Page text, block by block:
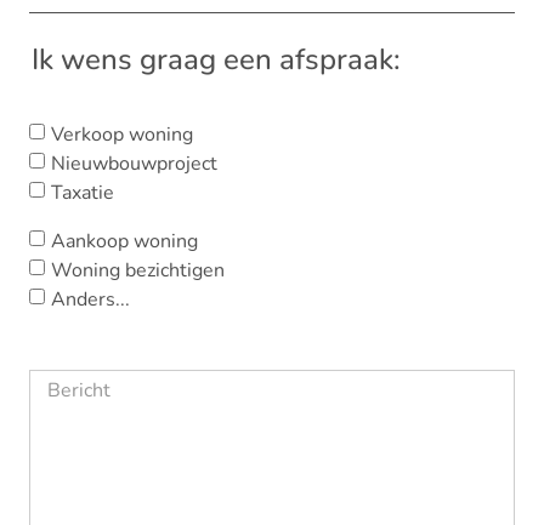
Ik wens graag een afspraak:
Verkoop woning
Nieuwbouwproject
Taxatie
Aankoop woning
Woning bezichtigen
Anders...